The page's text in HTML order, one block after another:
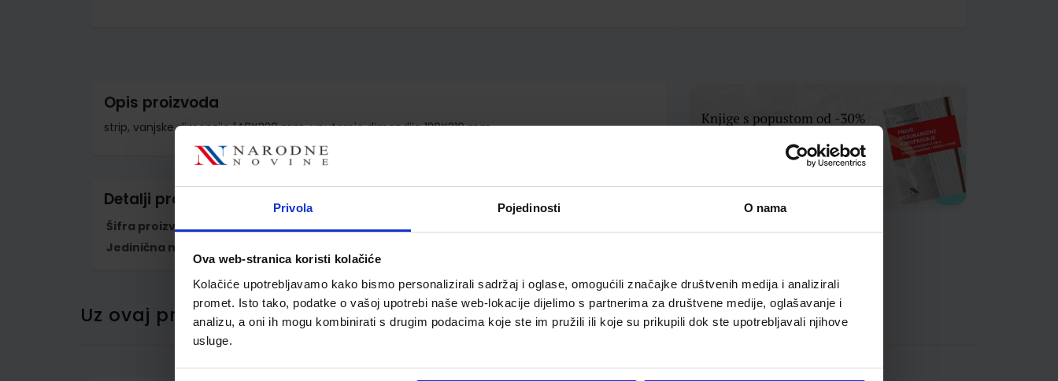
Privola Pojedinosti O nama
Ova web-stranica koristi kolačiće
Kolačiće upotrebljavamo kako bismo personalizirali sadržaj i oglase, omogućili značajke društvenih medija i analizirali
promet. Isto tako, podatke o vašoj upotrebi naše web-lokacije dijelimo s partnerima za društvene medije, oglašavanje i
analizu, a oni ih mogu kombinirati s drugim podacima koje ste im pružili ili koje su prikupili dok ste upotrebljavali njihove
usluge.
gallery
Opis proizvoda
strip, vanjske dimenzije 140X220 mm, unutarnje dimendije 120X210 mm
Detalji proizvoda
Šifra proizvoda
933589
Jedinična mjera
Uz ovaj proizvod kupci su kupili i ovo…